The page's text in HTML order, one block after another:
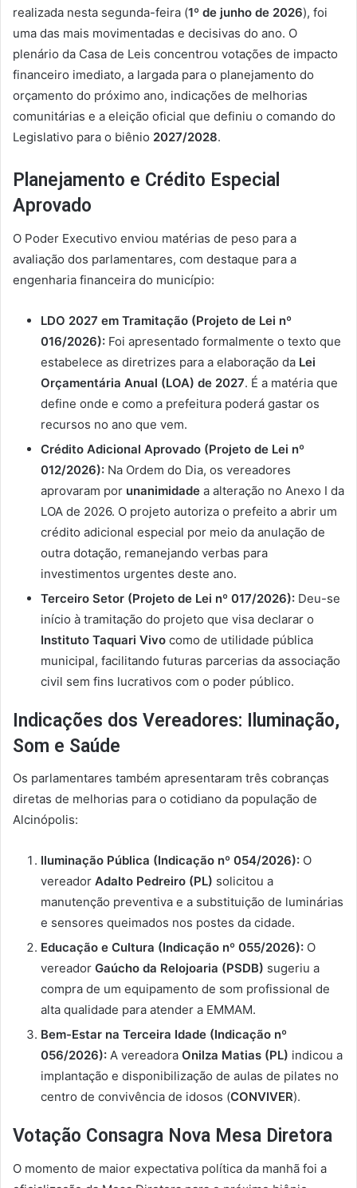
realizada nesta segunda-feira (1º de junho de 2026), foi
uma das mais movimentadas e decisivas do ano. O
plenário da Casa de Leis concentrou votações de impacto
financeiro imediato, a largada para o planejamento do
orçamento do próximo ano, indicações de melhorias
comunitárias e a eleição oficial que definiu o comando do
Legislativo para o biênio 2027/2028.
Planejamento e Crédito Especial
Aprovado
O Poder Executivo enviou matérias de peso para a
avaliação dos parlamentares, com destaque para a
engenharia financeira do município:
LDO 2027 em Tramitação (Projeto de Lei nº
016/2026): Foi apresentado formalmente o texto que
estabelece as diretrizes para a elaboração da Lei
Orçamentária Anual (LOA) de 2027. É a matéria que
define onde e como a prefeitura poderá gastar os
recursos no ano que vem.
Crédito Adicional Aprovado (Projeto de Lei nº
012/2026): Na Ordem do Dia, os vereadores
aprovaram por unanimidade a alteração no Anexo I da
LOA de 2026. O projeto autoriza o prefeito a abrir um
crédito adicional especial por meio da anulação de
outra dotação, remanejando verbas para
investimentos urgentes deste ano.
Terceiro Setor (Projeto de Lei nº 017/2026): Deu-se
início à tramitação do projeto que visa declarar o
Instituto Taquari Vivo como de utilidade pública
municipal, facilitando futuras parcerias da associação
civil sem fins lucrativos com o poder público.
Indicações dos Vereadores: Iluminação,
Som e Saúde
Os parlamentares também apresentaram três cobranças
diretas de melhorias para o cotidiano da população de
Alcinópolis:
Iluminação Pública (Indicação nº 054/2026): O
vereador Adalto Pedreiro (PL) solicitou a
manutenção preventiva e a substituição de luminárias
e sensores queimados nos postes da cidade.
Educação e Cultura (Indicação nº 055/2026): O
vereador Gaúcho da Relojoaria (PSDB) sugeriu a
compra de um equipamento de som profissional de
alta qualidade para atender a EMMAM.
Bem-Estar na Terceira Idade (Indicação nº
056/2026): A vereadora Onilza Matias (PL) indicou a
implantação e disponibilização de aulas de pilates no
centro de convivência de idosos (CONVIVER).
Votação Consagra Nova Mesa Diretora
O momento de maior expectativa política da manhã foi a